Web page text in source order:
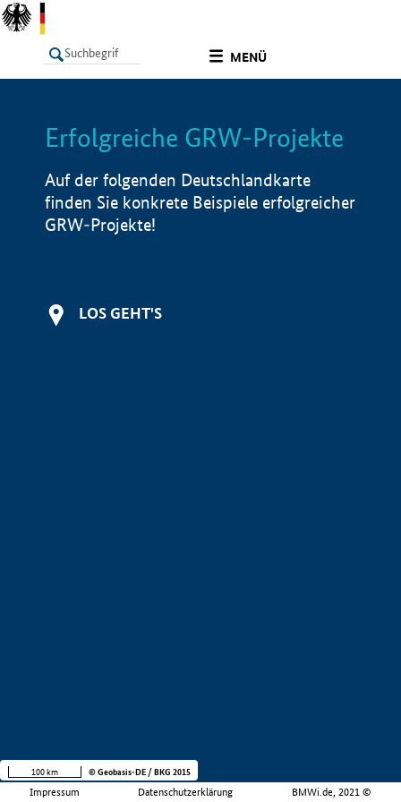
MENÜ
LISTE Info
Erfolgreiche GRW-Projekte
Auf der folgenden Deutschlandkarte
finden Sie konkrete Beispiele erfolgreicher
GRW-Projekte!
LOS GEHT'S
Impressum Datenschutzerklärung BMWi.de, 2021 ©
100 km © Geobasis-DE / BKG 2015